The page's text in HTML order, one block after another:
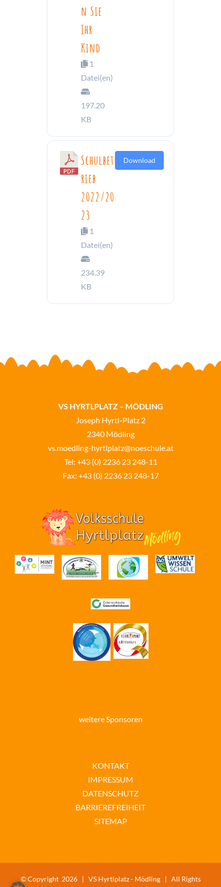
n Sie
Ihr
Kind
1
Datei(en)
197.20
KB
Schulbet
rieb
2022/20
23
1
Datei(en)
234.39
KB
Download
VS HYRTLPLATZ – MÖDLING
Joseph Hyrtl-Platz 2
2340 Mödling
vs.moedling-hyrtlplatz@noeschule.at
Tel: +43 (0) 2236 23 248-11
Fax: +43 (0) 2236 23 248-17
weitere Sponsoren
KONTAKT
IMPRESSUM
DATENSCHUTZ
BARRIEREFREIHEIT
SITEMAP
© Copyright 2026 | VS Hyrtlplatz - Mödling | All Rights